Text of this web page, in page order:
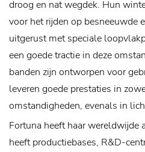
droog en nat wegdek. Hun
voor het rijden op besneeuwde
uitgerust met speciale
een goede tractie in deze
banden zijn ontworpen voor
leveren goede prestaties in
omstandigheden, evenals in
Fortuna heeft haar wereldwijde
heeft productiebases, R&D-